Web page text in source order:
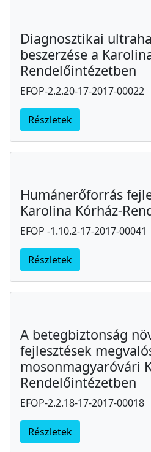
Diagnosztikai
beszerzése a
Rendelőintézetben
EFOP-2.2.20-17-2017-00022
Részletek
Humánerőforrás
Karolina Kórház-
EFOP -1.10.2-17-2017-00041
Részletek
A betegbiztonság
fejlesztések
mosonmagyaróvári
Rendelőintézetben
EFOP-2.2.18-17-2017-00018
Részletek